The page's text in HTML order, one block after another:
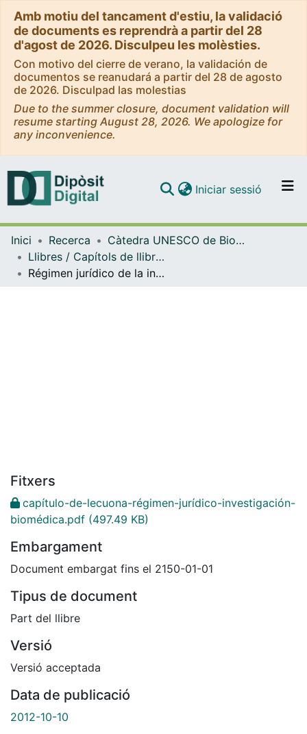
Amb motiu del tancament d'estiu, la validació
de documents es reprendrà a partir del 28
d'agost de 2026. Disculpeu les molèsties.
Con motivo del cierre de verano, la validación de
documentos se reanudará a partir del 28 de agosto
de 2026. Disculpad las molestias
Due to the summer closure, document validation will
resume starting August 28, 2026. We apologize for
any inconvenience.
Navega per tot el DD
Com publicar
Iniciar sessió (current)
Inici Recerca
Càtedra UNESCO de Bioètica de la UB - Bioètica Dret i Societat
Llibres / Capítols de llibre (Càtedra UNESCO de Bioètica UB)
Régimen jurídico de la investigación biomédica en terapia celular y medicina regenerativa desde una perspectiva bioética
Fitxers
capítulo-de-lecuona-régimen-jurídico-investigación-
biomédica.pdf (497.49 KB)
Embargament
Document embargat fins el 2150-01-01
Tipus de document
Part del llibre
Versió
Versió acceptada
Data de publicació
2012-10-10